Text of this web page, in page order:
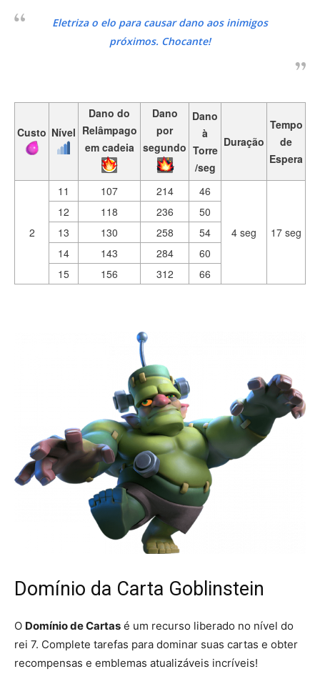
Eletriza o elo para causar dano aos inimigos
próximos. Chocante!
Custo Nível
Dano do
Relâmpago
em cadeia
Dano
por
segundo
Dano
à
Torre
/seg
Duração
Tempo
de
Espera
2
11 107 214 46
4 seg 17 seg
12 118 236
50
13
130 258
54
14
143 284
60
15
156 312 66
Domínio da Carta Goblinstein
O Domínio de Cartas é um recurso liberado no nível do
rei 7. Complete tarefas para dominar suas cartas e obter
recompensas e emblemas atualizáveis incríveis!